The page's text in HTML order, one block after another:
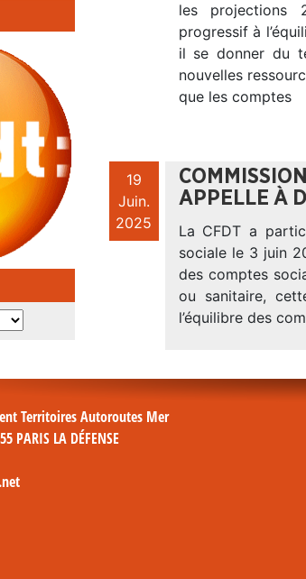
les projections
progressif à
il se donner du
nouvelles
que les comptes
19
Juin.
2025
APPELLE À
La CFDT a
sociale le 3 juin
des comptes
ou sanitaire,
l’équilibre des
Territoires Autoroutes Mer
PARIS LA DÉFENSE